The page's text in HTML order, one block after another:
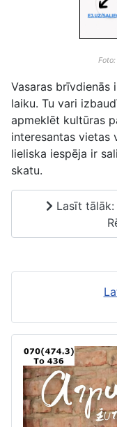
Vasaras
laiku. Tu vari
apmeklēt kultūras
interesantas vietas
lieliska iespēja ir
skatu.
Lasīt